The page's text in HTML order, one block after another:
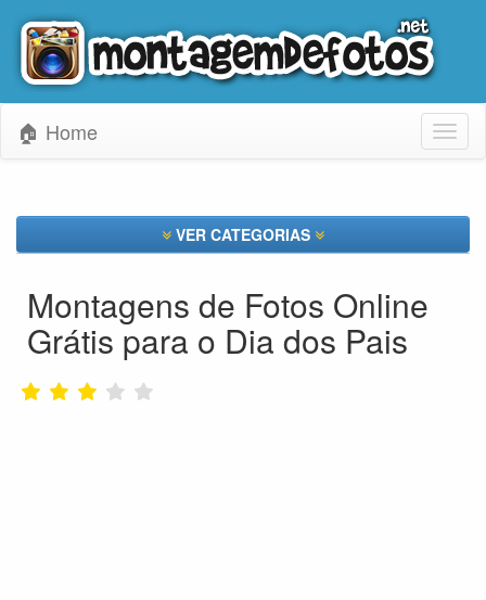
🏠 Home
VER CATEGORIAS
Montagens de Fotos Online
Grátis para o Dia dos Pais